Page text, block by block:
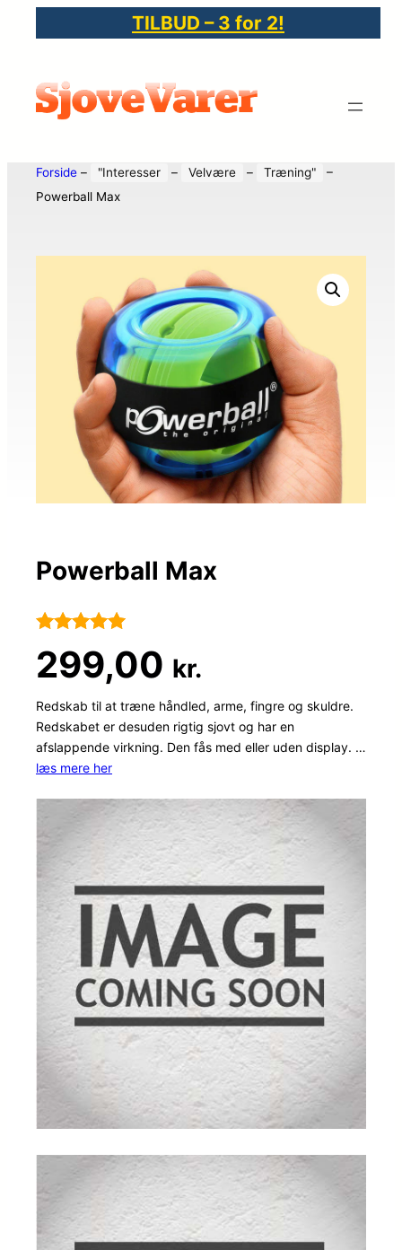
TILBUD – 3 for 2!
Forside – "Interesser – Velvære – Træning"
–
Powerball Max
Powerball Max
som5ud
af 5
baseret på
kundebedøm
299,00 kr.
Redskab til at træne håndled, arme, fingre og skuldre.
Redskabet er desuden rigtig sjovt og har en
afslappende virkning. Den fås med eller uden display. …
læs mere her